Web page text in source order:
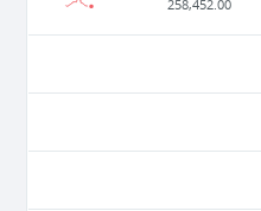
258,452.00